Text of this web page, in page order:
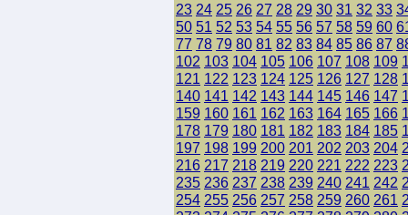
23 24 25 26 27 28 29 30 31 32 33
50 51 52 53 54 55 56 57 58 59 60
77 78 79 80 81 82 83 84 85 86 87
102 103 104 105 106 107 108 109
121 122 123 124 125 126 127 128
140 141 142 143 144 145 146 147
159 160 161 162 163 164 165 166
178 179 180 181 182 183 184 185
197 198 199 200 201 202 203 204
216 217 218 219 220 221 222 223
235 236 237 238 239 240 241 242
254 255 256 257 258 259 260 261